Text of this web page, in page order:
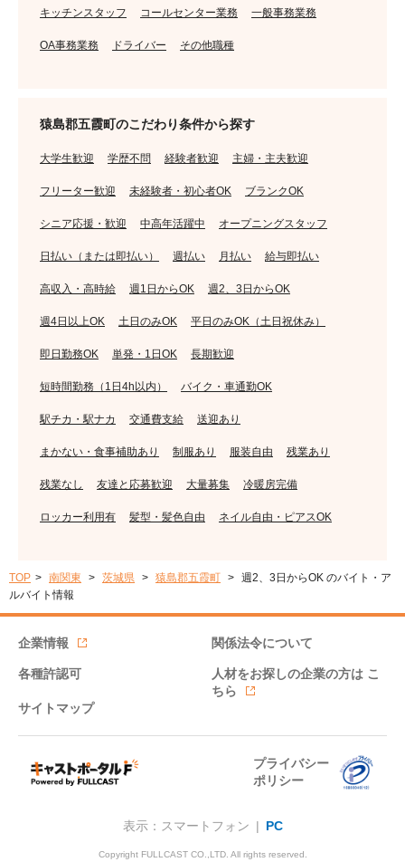
キッチンスタッフ コールセンター業務 一般事務業務
OA事務業務 ドライバー その他職種
猿島郡五霞町のこだわり条件から探す
大学生歓迎 学歴不問 経験者歓迎 主婦・主夫歓迎
フリーター歓迎 未経験者・初心者OK ブランクOK
シニア応援・歓迎 中高年活躍中 オープニングスタッフ
日払い（または即払い） 週払い 月払い 給与即払い
高収入・高時給 週1日からOK 週2、3日からOK
週4日以上OK 土日のみOK 平日のみOK（土日祝休み）
即日勤務OK 単発・1日OK 長期歓迎
短時間勤務（1日4h以内） バイク・車通勤OK
駅チカ・駅ナカ 交通費支給 送迎あり
まかない・食事補助あり 制服あり 服装自由 残業あり
残業なし 友達と応募歓迎 大量募集 冷暖房完備
ロッカー利用有 髪型・髪色自由 ネイル自由・ピアスOK
TOP 南関東 茨城県 猿島郡五霞町
週2、3日からOK のバイト・ア
ルバイト情報
企業情報 関係法令について
各種許認可 人材をお探しの企業の方は こ
ちら
サイトマップ
プライバシー
ポリシー
表示：スマートフォン | PC
Copyright FULLCAST CO.,LTD. All rights reserved.